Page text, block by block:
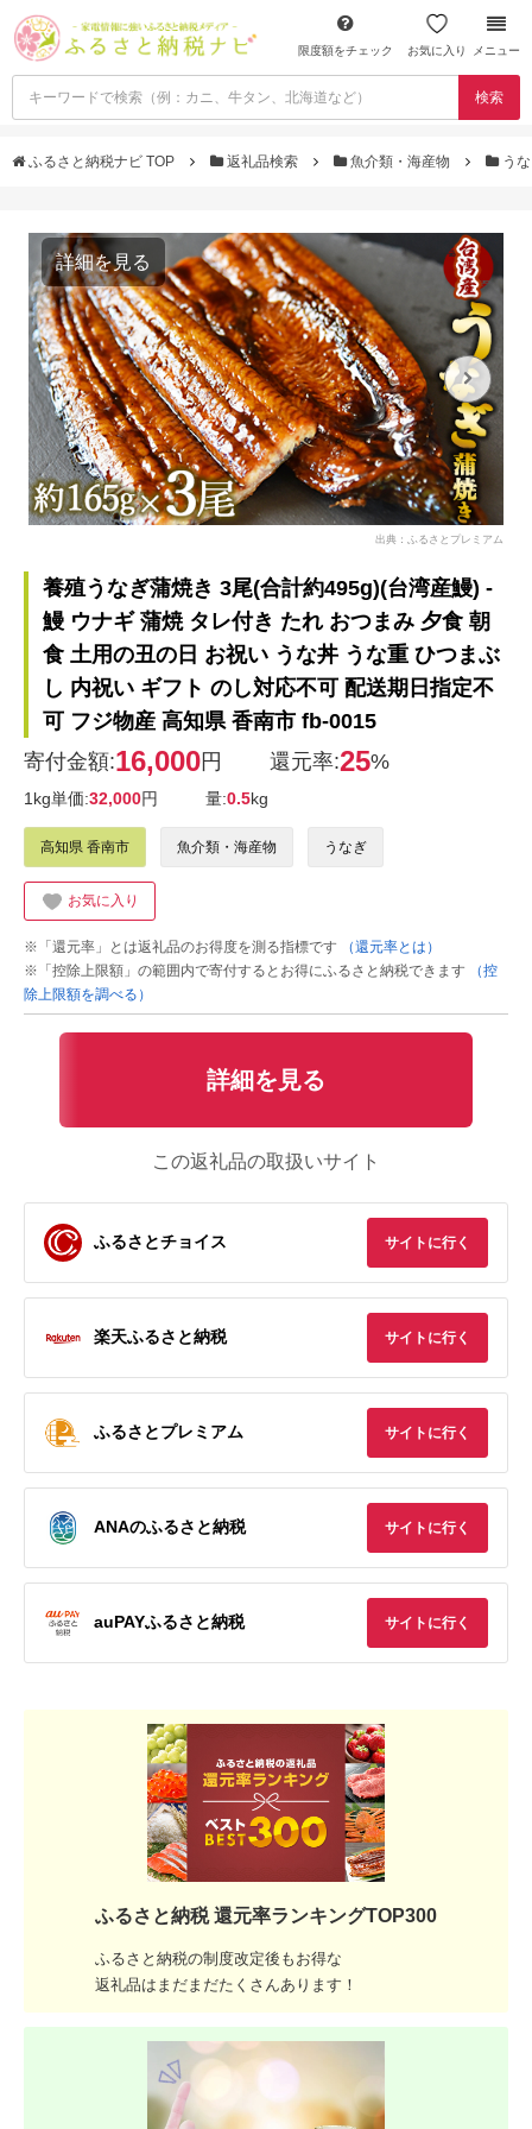
限度額をチェック お気に入り メニュー
検索
ふるさと納税ナビ TOP 返礼品検索 魚介類・海産物 う
詳細を見る
出典：ふるさとプレミアム
養殖うなぎ蒲焼き 3尾(合計約495g)(台湾産鰻) -
鰻 ウナギ 蒲焼 タレ付き たれ おつまみ 夕食 朝
食 土用の丑の日 お祝い うな丼 うな重 ひつまぶ
し 内祝い ギフト のし対応不可 配送期日指定不
可 フジ物産 高知県 香南市 fb-0015
寄付金額:16,000円 還元率:25%
1kg単価:32,000円 量:0.5kg
高知県 香南市 魚介類・海産物 うなぎ
お気に入り
※「還元率」とは返礼品のお得度を測る指標です
（還元率とは）
※「控除上限額」の範囲内で寄付するとお得にふるさと納税できます
（控
除上限額を調べる）
詳細を見る
この返礼品の取扱いサイト
ふるさとチョイス サイトに行く
楽天ふるさと納税 サイトに行く
ふるさとプレミアム サイトに行く
ANAのふるさと納税 サイトに行く
auPAYふるさと納税 サイトに行く
ふるさと納税 還元率ランキングTOP300
ふるさと納税の制度改定後もお得な
返礼品はまだまだたくさんあります！